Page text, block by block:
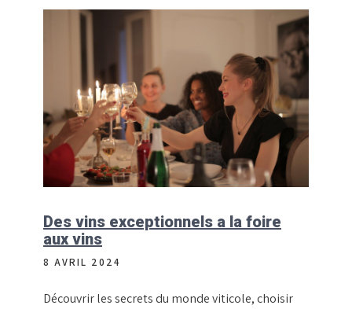
Des vins exceptionnels a la foire
aux vins
8 AVRIL 2024
Découvrir les secrets du monde viticole, choisir